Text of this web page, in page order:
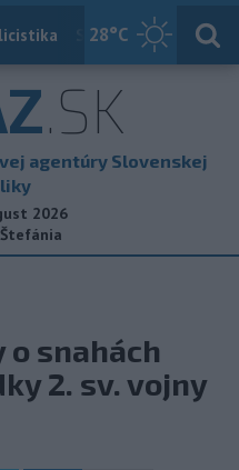
28°C
Slovensko
.SK
agentúry Slovenskej
2026
Štefánia
o snahách
2. sv. vojny